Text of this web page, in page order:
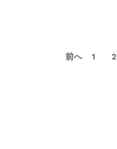
前へ 1 2